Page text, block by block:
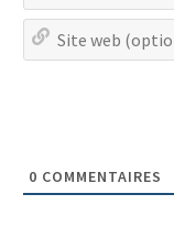
0 COMMENTAIRES